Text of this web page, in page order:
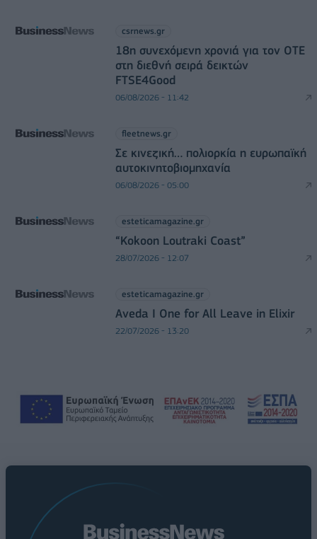
csrnews.gr
18η συνεχόμενη χρονιά για τον ΟΤΕ
στη διεθνή σειρά δεικτών
FTSE4Good
06/08/2026 - 11:42
fleetnews.gr
Σε κινεζική… πολιορκία η ευρωπαϊκή
αυτοκινητοβιομηχανία
06/08/2026 - 05:00
esteticamagazine.gr
“Kokoon Loutraki Coast”
28/07/2026 - 12:07
esteticamagazine.gr
Aveda I One for All Leave in Elixir
22/07/2026 - 13:20